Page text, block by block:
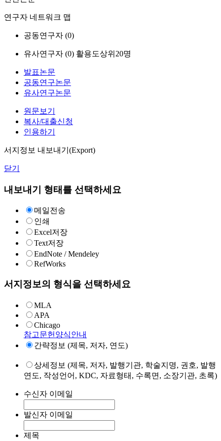
연구자 네트워크 맵
공동연구자 (0)
유사연구자 (0) 활용도상위20명
발표논문
공동연구논문
유사연구논문
원문보기
복사/대출신청
인용하기
서지정보 내보내기(Export)
닫기
내보내기 형태를 선택하세요
메일전송
인쇄
Excel저장
Text저장
EndNote / Mendeley
RefWorks
서지정보의 형식을 선택하세요
MLA
APA
Chicago
참고문헌양식안내
간략정보 (제목, 저자, 연도)
상세정보 (제목, 저자, 발행기관, 학술지명, 권호, 발행
연도, 작성언어, KDC, 자료형태, 수록면, 소장기관, 초록)
수신자 이메일
발신자 이메일
제목